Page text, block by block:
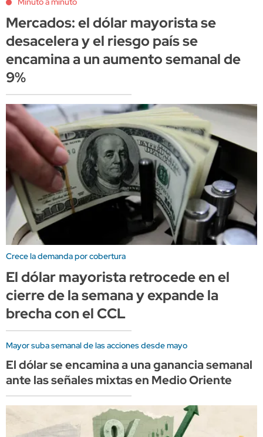
Mercados: el dólar mayorista se
desacelera y el riesgo país se
encamina a un aumento semanal de
9%
Crece la demanda por cobertura
El dólar mayorista retrocede en el
cierre de la semana y expande la
brecha con el CCL
Mayor suba semanal de las acciones desde mayo
El dólar se encamina a una ganancia semanal
ante las señales mixtas en Medio Oriente